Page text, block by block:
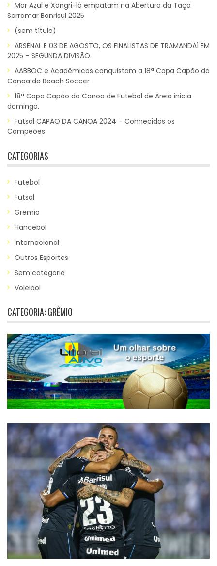
Mar Azul e Xangri-lá empatam na Abertura da Taça
Serramar Banrisul 2025
(sem título)
ARSENAL E 03 DE AGOSTO, OS FINALISTAS DE TRAMANDAÍ EM
2025 – SEGUNDA DIVISÃO.
AABBOC e Acadêmicos conquistam a 18ª Copa Capão da
Canoa de Beach Soccer
18ª Copa Capão da Canoa de Futebol de Areia inicia
domingo.
Futsal CAPÃO DA CANOA 2024 – Conhecidos os
Campeões
CATEGORIAS
Futebol
Futsal
Grêmio
Handebol
Internacional
Outros Esportes
Sem categoria
Voleibol
CATEGORIA:GRÊMIO